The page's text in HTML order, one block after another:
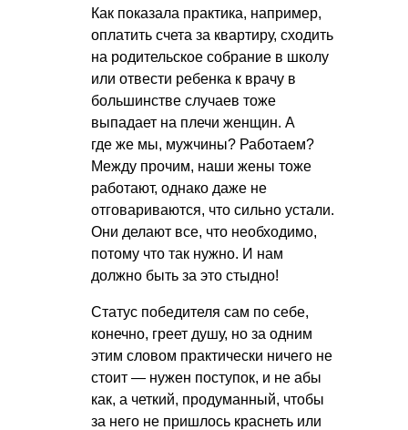
Как показала практика, например,
оплатить счета за квартиру, сходить
на родительское собрание в школу
или отвести ребенка к врачу в
большинстве случаев тоже
выпадает на плечи женщин. А
где же мы, мужчины? Работаем?
Между прочим, наши жены тоже
работают, однако даже не
отговариваются, что сильно устали.
Они делают все, что необходимо,
потому что так нужно. И нам
должно быть за это стыдно!
Статус победителя сам по себе,
конечно, греет душу, но за одним
этим словом практически ничего не
стоит — нужен поступок, и не абы
как, а четкий, продуманный, чтобы
за него не пришлось краснеть или